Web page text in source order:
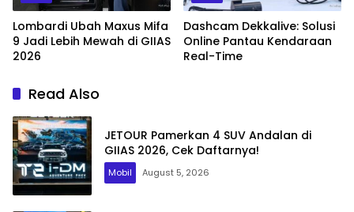
Lombardi Ubah Maxus Mifa
9 Jadi Lebih Mewah di GIIAS
2026
Dashcam Dekkalive: Solusi
Online Pantau Kendaraan
Real-Time
Read Also
JETOUR Pamerkan 4 SUV Andalan di
GIIAS 2026, Cek Daftarnya!
Mobil August 5, 2026